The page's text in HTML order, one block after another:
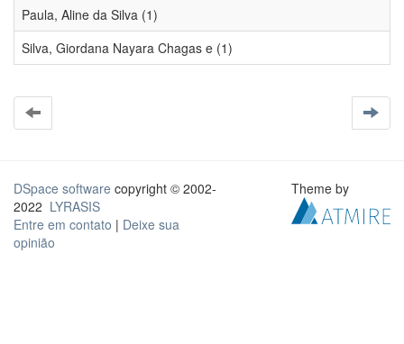
Paula, Aline da Silva (1)
Silva, Giordana Nayara Chagas e (1)
DSpace software copyright © 2002-
2022 LYRASIS
Entre em contato | Deixe sua
opinião
Theme by